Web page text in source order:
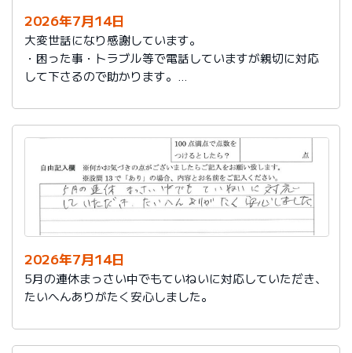
2026年7月14日
大変世話になり感謝しています。
・困った事・トラブル等で電話していますが親切に対応
して下さるので助かります。
にも嫌な顔せず一生懸命して下さり頭が下がります。
・社員さんは、借りている駐車場の場所をメモしておら
れたのにはびっくりしました。（社員さんはよろしくお
伝え下さい）
今後もよろしくお願いします。
2026年7月14日
5月の連休まっさい中でもていねいに対応していただき、
たいへんありがたく安心しました。